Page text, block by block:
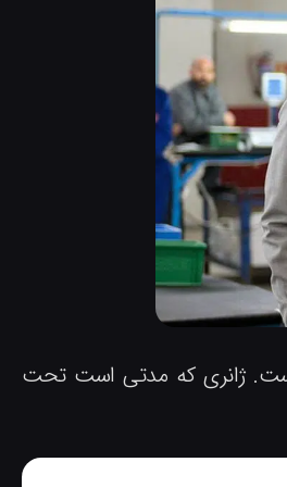
است. ژانری که مدتی است تحت